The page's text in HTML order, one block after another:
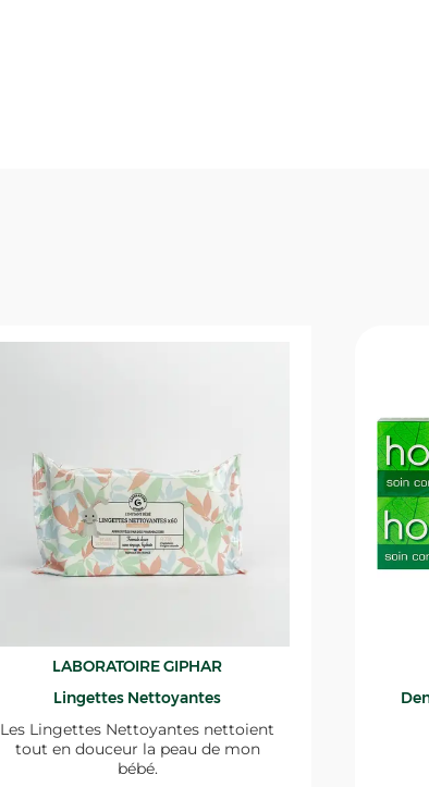
LABORATOIRE GIPHAR
Lingettes Nettoyantes
Les Lingettes Nettoyantes nettoient
tout en douceur la peau de mon
bébé.